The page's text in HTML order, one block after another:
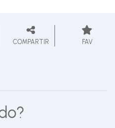
COMPARTIR FAV